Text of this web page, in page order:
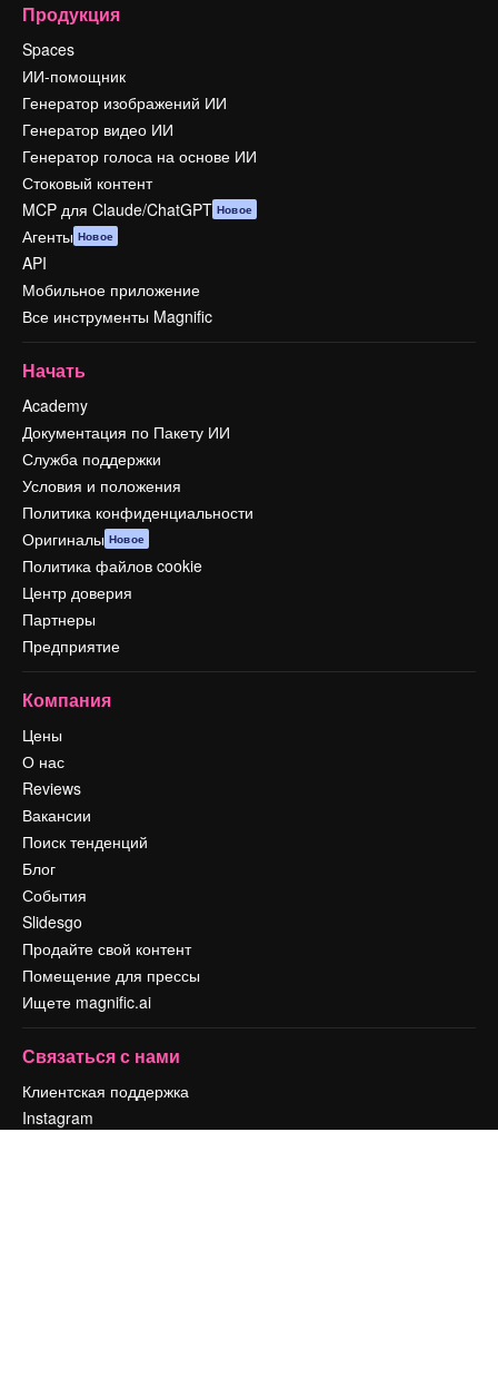
Продукция
Spaces
ИИ-помощник
Генератор изображений ИИ
Генератор видео ИИ
Генератор голоса на основе ИИ
Стоковый контент
MCP для Claude/ChatGPT Новое
Агенты Новое
API
Мобильное приложение
Все инструменты Magnific
Начать
Academy
Документация по Пакету ИИ
Служба поддержки
Условия и положения
Политика конфиденциальности
Оригиналы Новое
Политика файлов cookie
Центр доверия
Партнеры
Предприятие
Компания
Цены
О нас
Reviews
Вакансии
Поиск тенденций
Блог
События
Slidesgo
Продайте свой контент
Помещение для прессы
Ищете magnific.ai
Связаться с нами
Клиентская поддержка
Instagram